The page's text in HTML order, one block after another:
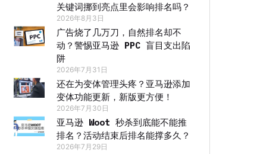
关键词挪到亮点里会影响排名吗？
2026年8月3日
广告烧了几万刀，自然排名却不
动？警惕亚马逊 PPC 盲目支出陷
阱
2026年7月31日
还在为变体管理头疼？亚马逊添加
变体功能更新，新版更方便！
2026年7月30日
亚马逊 Woot 秒杀到底能不能推
排名？活动结束后排名能撑多久？
2026年7月29日